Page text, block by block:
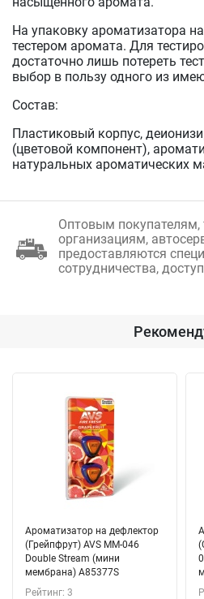
На упаковку ароматизатора
тестером аромата. Для
достаточно лишь потереть
выбор в пользу одного из
Состав:
Пластиковый корпус,
(цветовой компонент),
натуральных ароматических
Оптовым
организациям,
предоставляются
сотрудничества,
Ароматизатор на дефлектор
(Грейпфрут) AVS MM-046
Double Stream (мини
мембрана) A85377S
Рейтинг: 3